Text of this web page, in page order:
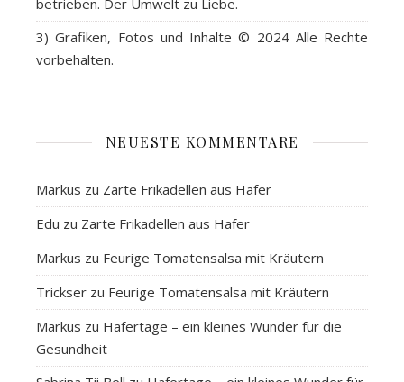
betrieben. Der Umwelt zu Liebe.
3)Grafiken, Fotos und Inhalte © 2024 Alle Rechte
vorbehalten.
NEUESTE KOMMENTARE
Markus zu Zarte Frikadellen aus Hafer
Edu zu Zarte Frikadellen aus Hafer
Markus zu Feurige Tomatensalsa mit Kräutern
Trickser zu Feurige Tomatensalsa mit Kräutern
Markus zu Hafertage – ein kleines Wunder für die
Gesundheit